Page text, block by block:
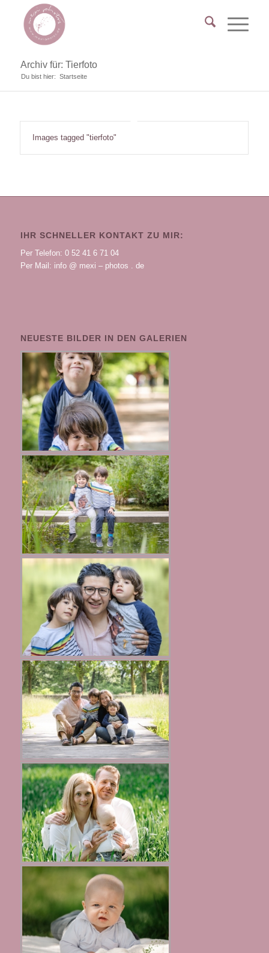
Archiv für: Tierfoto
Du bist hier: Startseite
Images tagged "tierfoto"
IHR SCHNELLER KONTAKT ZU MIR:
Per Telefon: 0 52 41 6 71 04
Per Mail: info @ mexi – photos . de
NEUESTE BILDER IN DEN GALERIEN